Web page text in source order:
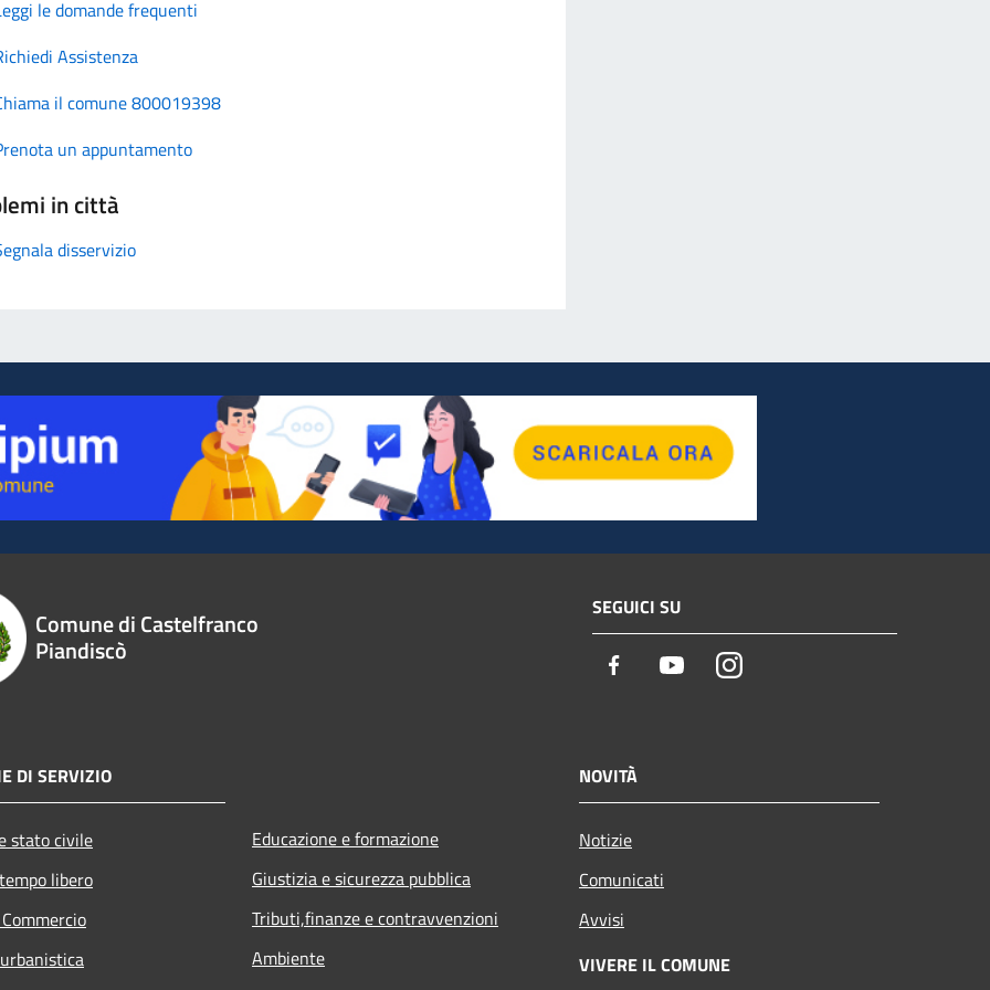
le domande frequenti
Assistenza
il comune 800019398
un appuntamento
in città
disservizio
Comune di Castelfranco
Piandiscò
SEGUICI SU
Facebook YoutubeInstagram
DI SERVIZIO
stato civile
libero
Educazione e formazione
Giustizia e sicurezza pubblica
Tributi,finanze e contravvenzioni
Ambiente
NOVITÀ
Notizie
Comunicati
Avvisi
VIVERE IL COMUNE